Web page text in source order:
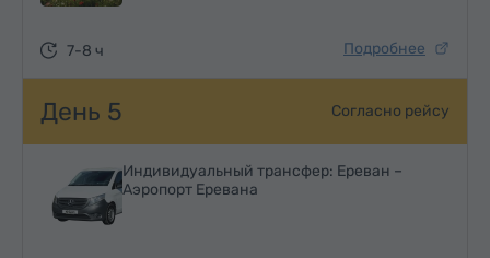
Подробнее
7-8 ч
День 5 Согласно рейсу
Индивидуальный трансфер: Ереван –
Аэропорт Еревана